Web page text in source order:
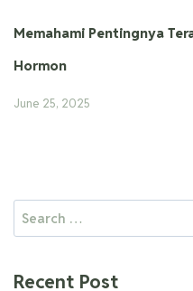
Memahami Pentingnya
Hormon
June 25, 2025
Recent Post